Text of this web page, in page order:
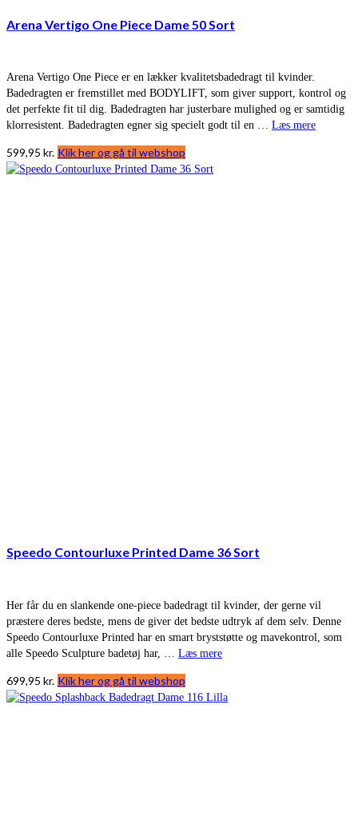
Arena Vertigo One Piece Dame 50 Sort
Arena Vertigo One Piece er en lækker kvalitetsbadedragt til kvinder.
Badedragten er fremstillet med BODYLIFT, som giver support, kontrol og
det perfekte fit til dig. Badedragten har justerbare mulighed og er samtidig
klorresistent. Badedragten egner sig specielt godt til en … Læs mere
599,95 kr. Klik her og gå til webshop
Speedo Contourluxe Printed Dame 36 Sort
Her får du en slankende one-piece badedragt til kvinder, der gerne vil
præstere deres bedste, mens de giver det bedste udtryk af dem selv. Denne
Speedo Contourluxe Printed har en smart bryststøtte og mavekontrol, som
alle Speedo Sculpture badetøj har, … Læs mere
699,95 kr. Klik her og gå til webshop